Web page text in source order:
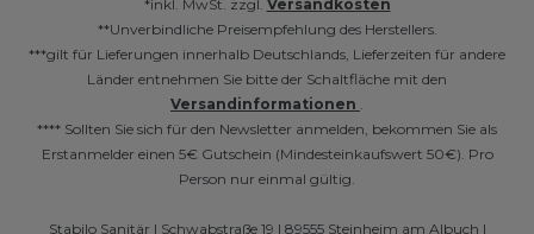
*inkl. MwSt. zzgl. Versandkosten
**Unverbindliche Preisempfehlung des Herstellers.
***gilt für Lieferungen innerhalb Deutschlands, Lieferzeiten für andere
Länder entnehmen Sie bitte der Schaltfläche mit den
Versandinformationen
**** Sollten Sie sich für den Newsletter anmelden, bekommen Sie als
Erstanmelder einen 5€ Gutschein (Mindesteinkaufswert 50€). Pro
Person nur einmal gültig.
Stabilo Sanitär | Schwabstraße 19 | 89555 Steinheim am Albuch |